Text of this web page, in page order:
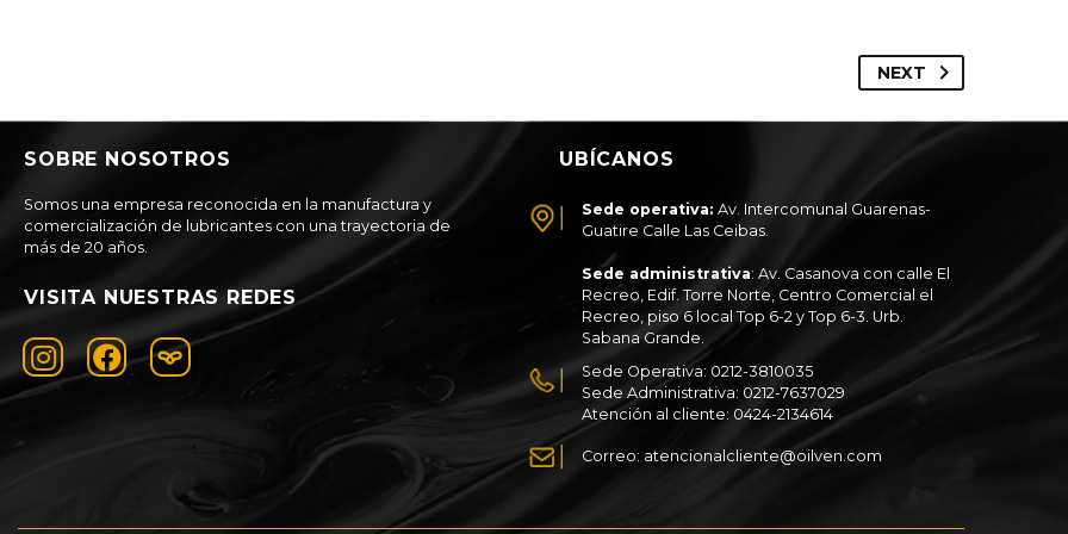
NEXT
SOBRE NOSOTROS
Somos una empresa reconocida en la manufactura y
comercialización de lubricantes con una trayectoria de
más de 20 años.
VISITA NUESTRAS REDES
UBÍCANOS
Sede operativa: Av. Intercomunal Guarenas-
Guatire Calle Las Ceibas.
Sede administrativa: Av. Casanova con calle El
Recreo, Edif. Torre Norte, Centro Comercial el
Recreo, piso 6 local Top 6-2 y Top 6-3. Urb.
Sabana Grande.
Sede Operativa: 0212-3810035
Sede Administrativa: 0212-7637029
Atención al cliente: 0424-2134614
Correo: atencionalcliente@oilven.com